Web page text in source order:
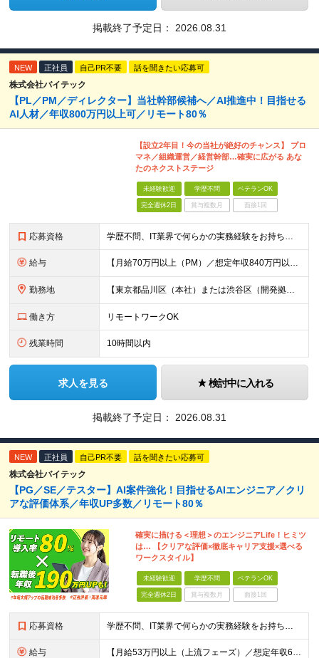
掲載終了予定日： 2026.08.31
NEW 正社員 自己PR不要 話を聞きたい応募可
株式会社バイテック
【PL／PM／ディレクター】当社幹部候補へ／AI推進中！目指せる
AI人材／年収800万円以上可／リモート80％
【設立2年目！今の当社が絶好のチャンス】 プロ
マネ／組織運営／経営幹部…確実に広がる あな
たのネクストステージ
未経験歓迎 学歴不問 ベテランOK
完全週休2日 賞与複数月 面接1回
応募資格 学歴不問、IT業界で何らかの実務経験をお持ちの方（3年以上） ※PG/SE経験がある方歓迎、PM/PL経験があれば即戦力として優遇 ※ブランクのある方歓迎 ※担当業務/フェーズ/使用言語などは限定せず
給与 【月給70万円以上（PM）／想定年収840万円以上】 ★詳しくは下記をご参照ください！ ■SE/PL/テスト計画以降などの上流フェーズ 月給53万円以上 ※想定年収636万円以上 ■PM/ディレク
勤務地 【東京都品川区（本社）または渋谷区（開発拠点）各プロジェクト先の勤務地】 ◎リモート案件も多数のため在宅勤務も可能です！ 常駐・ハイブリッド型・フルリモートなど柔軟に対応しています。 ※転勤はございま
働き方 リモートワークOK
残業時間 10時間以内
求人を見る 検討中に入れる
掲載終了予定日： 2026.08.31
NEW 正社員 自己PR不要 話を聞きたい応募可
株式会社バイテック
【PG／SE／テスター】AI案件強化！目指せるAIエンジニア／クリ
アな評価体系／年収UP多数／リモート80％
確実に描ける＜理想＞のエンジニアLife！ヒミツ
は… 【クリアな評価×徹底キャリア支援×選べる
ワークスタイル】
未経験歓迎 学歴不問 ベテランOK
完全週休2日 賞与複数月 面接1回
応募資格 学歴不問、IT業界で何らかの実務経験をお持ちの方（1年以上） ※ブランクのある方歓迎 ※担当業務/フェーズ/使用言語などは限定せず ※経験年数も限定せず。経験の浅い方からベテランまで歓迎
給与 【月給53万円以上（上流フェーズ）／想定年収636万円以上】 ★詳しくは下記をご参照ください！ ■育成枠採用（職種未経験～経験1年未満／メンター制度適用社員） 月給25万円以上 ※社会人経験、技術